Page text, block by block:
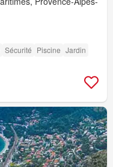
Sécurité Piscine Jardin